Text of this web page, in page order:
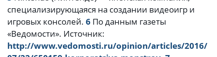
специализирующаяся на создании видеоигр и
игровых консолей. 6 По данным газеты
«Ведомости». Источник:
http://www.vedomosti.ru/opinion/articles/2016/